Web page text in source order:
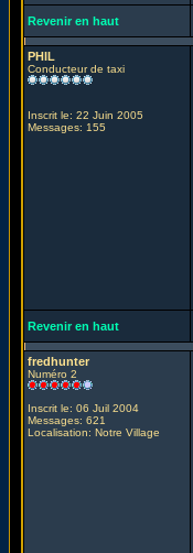
Revenir en haut
PHIL
Conducteur de taxi
Inscrit le: 22 Juin 2005
Messages: 155
Revenir en haut
fredhunter
Numéro 2
Inscrit le: 06 Juil 2004
Messages: 621
Localisation: Notre Village